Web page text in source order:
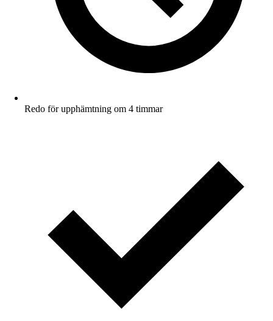
Redo för upphämtning om 4 timmar